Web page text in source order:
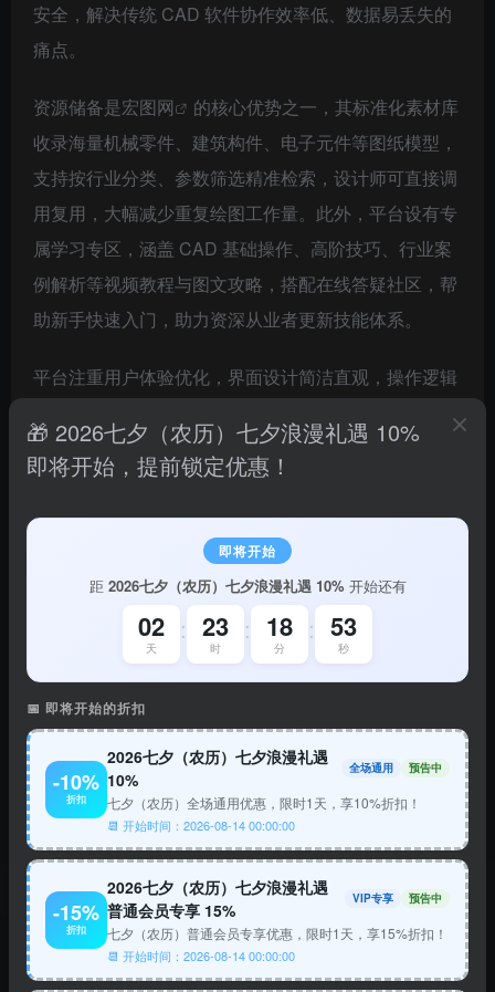
安全，解决传统 CAD 软件协作效率低、数据易丢失的
痛点。​
资源储备是宏图网
的核心优势之一，其标准化素材库
收录海量机械零件、建筑构件、电子元件等图纸模型，
支持按行业分类、参数筛选精准检索，设计师可直接调
用复用，大幅减少重复绘图工作量。此外，平台设有专
属学习专区，涵盖 CAD 基础操作、高阶技巧、行业案
例解析等视频教程与图文攻略，搭配在线答疑社区，帮
助新手快速入门，助力资深从业者更新技能体系。​
平台注重用户体验优化，界面设计简洁直观，操作逻辑
贴合设计人员使用习惯，同时提供免费试用版本，让用
户低成本体验核心功能。无论是个人日常设计、企业团
队协同，还是院校教学实训，宏图网都能凭借灵活的服
务模式、丰富的资源储备与便捷的操作体验，成为工程
设计领域的实用工具，推动 CAD 技术在各行业的普及
与创新。
⭐ 收藏 (0) 👍 点赞 (0) ↗️ 分享
🌤下午好
数据统计
🎁 2026七夕（农历）七夕浪漫礼遇 10%
即将开始，提前锁定优惠！
即将开始
距 2026七夕（农历）七夕浪漫礼遇 10%开始还有
02
天
: 23
时
: 18
分
: 53
秒
📅 即将开始的折扣
-10%
折扣
2026七夕（农历）七夕浪漫礼遇
10%
全场通用 预告中
七夕（农历）全场通用优惠，限时1天，享10%折扣！
📆 开始时间：2026-08-14 00:00:00
-15%
折扣
2026七夕（农历）七夕浪漫礼遇
普通会员专享 15%
VIP专享 预告中
七夕（农历）普通会员专享优惠，限时1天，享15%折扣！
📆 开始时间：2026-08-14 00:00:00